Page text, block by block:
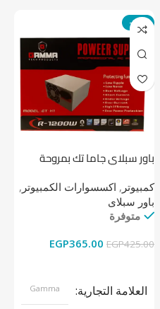
-14%
باور سبلاي جاما تك بمروحة
كمبيوتر , اكسسوارات الكمبيوتر ,
باور سبلاى
متوفرة
EGP425.00
EGP365.00
العلامة التجارية Gamma